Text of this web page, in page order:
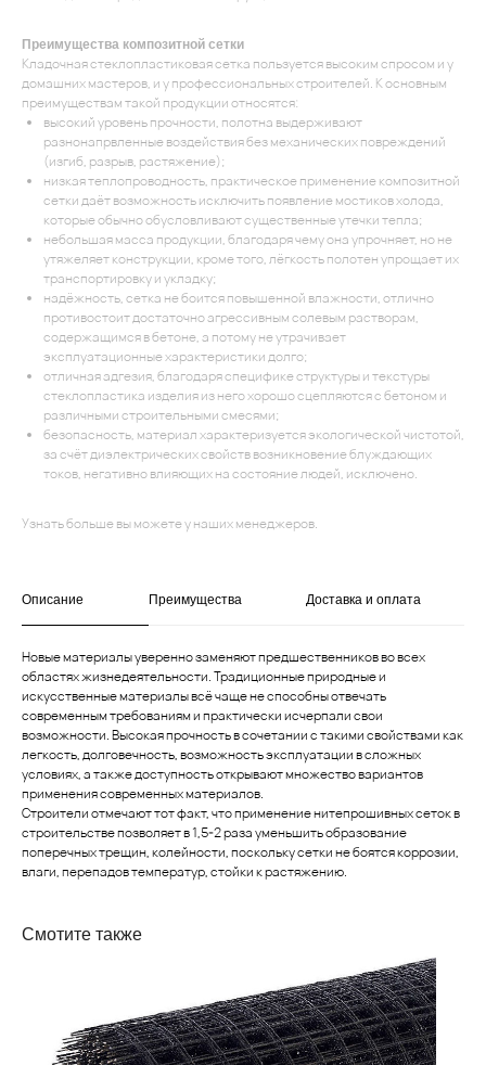
Преимущества композитной сетки
Кладочная стеклопластиковая сетка пользуется высоким спросом и у
домашних мастеров, и у профессиональных строителей. К основным
преимуществам такой продукции относятся:
высокий уровень прочности, полотна выдерживают
разнонапрвленные воздействия без механических повреждений
(изгиб, разрыв, растяжение);
низкая теплопроводность, практическое применение композитной
сетки даёт возможность исключить появление мостиков холода,
которые обычно обусловливают существенные утечки тепла;
небольшая масса продукции, благодаря чему она упрочняет, но не
утяжеляет конструкции, кроме того, лёгкость полотен упрощает их
транспортировку и укладку;
надёжность, сетка не боится повышенной влажности, отлично
противостоит достаточно агрессивным солевым растворам,
содержащимся в бетоне, а потому не утрачивает
эксплуатационные характеристики долго;
отличная адгезия, благодаря специфике структуры и текстуры
стеклопластика изделия из него хорошо сцепляются с бетоном и
различными строительными смесями;
безопасность, материал характеризуется экологической чистотой,
за счёт диэлектрических свойств возникновение блуждающих
токов, негативно влияющих на состояние людей, исключено.
Узнать больше вы можете у наших менеджеров.
Описание Преимущества Доставка и оплата
Новые материалы уверенно заменяют предшественников во всех
областях жизнедеятельности. Традиционные природные и
искусственные материалы всё чаще не способны отвечать
современным требованиям и практически исчерпали свои
возможности. Высокая прочность в сочетании с такими свойствами как
легкость, долговечность, возможность эксплуатации в сложных
условиях, а также доступность открывают множество вариантов
применения современных материалов.
Строители отмечают тот факт, что применение нитепрошивных сеток в
строительстве позволяет в 1,5-2 раза уменьшить образование
поперечных трещин, колейности, поскольку сетки не боятся коррозии,
влаги, перепадов температур, стойки к растяжению.
Смотите также
Не нашли то, что
искали?